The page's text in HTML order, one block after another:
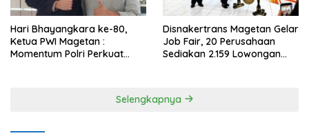
Hari Bhayangkara ke-80,
Ketua PWI Magetan :
Momentum Polri Perkuat
Disnakertrans Magetan Gelar
Job Fair, 20 Perusahaan
Sediakan 2.159 Lowongan
Selengkapnya